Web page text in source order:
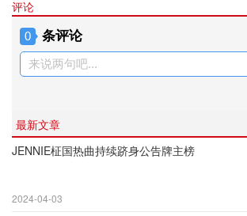
评论
0 条评论
来说两句吧...
最新文章
JENNIE柾国热曲持续跻身公告牌主榜
2024-04-03